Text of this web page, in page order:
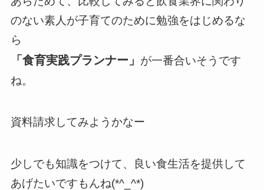
のない素人が子育てのために勉強をはじめるな
ら
「 食育実践プランナー 」 が一番合いそうです
ね。
資料請求してみようかなー
少しでも知識をつけて、良い食生活を提供して
あげたいですもんね(*^_^*)